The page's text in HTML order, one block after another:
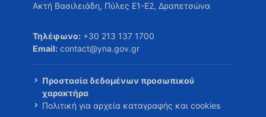
Ακτή Βασιλειάδη, Πύλες Ε1-Ε2, Δραπετσώνα
Τηλέφωνο: +30 213 137 1700
Email: contact@yna.gov.gr
Προστασία δεδομένων προσωπικού
χαρακτήρα
Πολιτική για αρχεία καταγραφής και cookies